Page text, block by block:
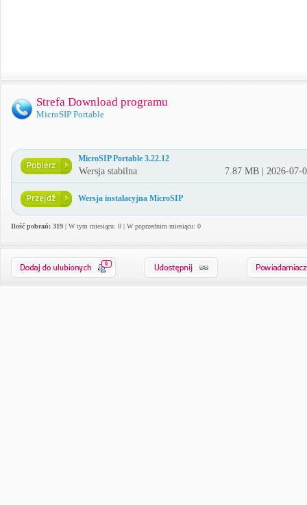
Strefa Download programu
MicroSIP Portable
MicroSIP Portable 3.22.12
Wersja stabilna 7.87 MB | 2026-07-
Wersja instalacyjna MicroSIP
Ilość pobrań: 319 | W tym miesiącu: 0 | W poprzednim miesiącu: 0
0